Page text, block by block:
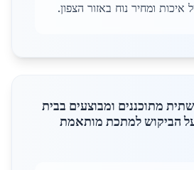
איכות ומחיר נוח באזור הצפון.
מתוכננים ומבוצעים בבית
הביקוש למתכת מותאמת